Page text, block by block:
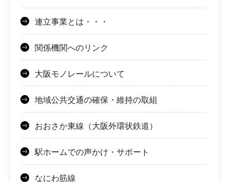
連立事業とは・・・
関係機関へのリンク
大阪モノレールについて
地域公共交通の確保・維持の取組
おおさか東線（大阪外環状鉄道）
駅ホームでの声かけ・サポート
なにわ筋線